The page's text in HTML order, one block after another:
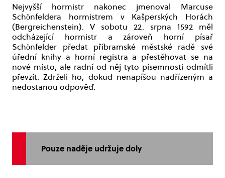
Nejvyšší hormistr nakonec jmenoval Marcuse
Schönfeldera hormistrem v Kašperských Horách
(Bergreichenstein). V sobotu 22. srpna 1592 měl
odcházející hormistr a zároveň horní písař
Schönfelder předat příbramské městské radě své
úřední knihy a horní registra a přestěhovat se na
nové místo, ale radní od něj tyto písemnosti odmítli
převzít. Zdrželi ho, dokud nenapíšou nadřízeným a
nedostanou odpověď.
Pouze naděje udržuje doly